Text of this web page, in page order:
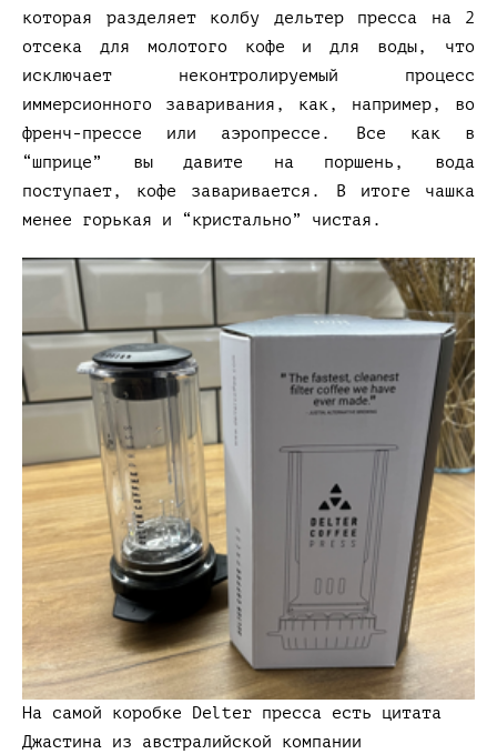
которая разделяет колбу дельтер пресса на 2
отсека для молотого кофе и для воды, что
исключает неконтролируемый процесс
иммерсионного заваривания, как, например, во
френч-прессе или аэропрессе. Все как в
“шприце” вы давите на поршень, вода
поступает, кофе заваривается. В итоге чашка
менее горькая и “кристально” чистая.
На самой коробке Delter пресса есть цитата
Джастина из австралийской компании